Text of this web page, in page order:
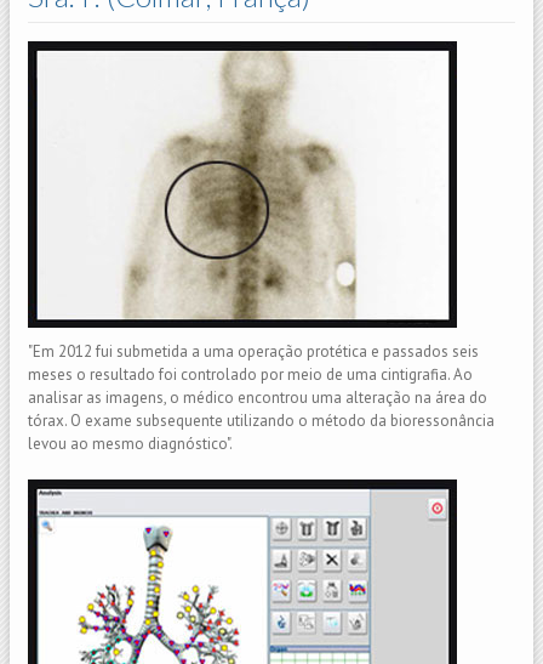
"Em 2012 fui submetida a uma operação protética e passados seis
meses o resultado foi controlado por meio de uma cintigrafia. Ao
analisar as imagens, o médico encontrou uma alteração na área do
tórax. O exame subsequente utilizando o método da bioressonância
levou ao mesmo diagnóstico".